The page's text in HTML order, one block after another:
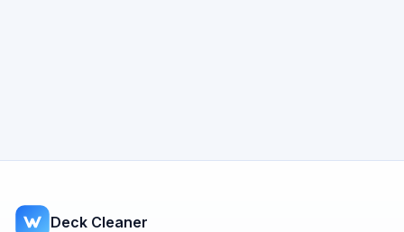
Deck Cleaner